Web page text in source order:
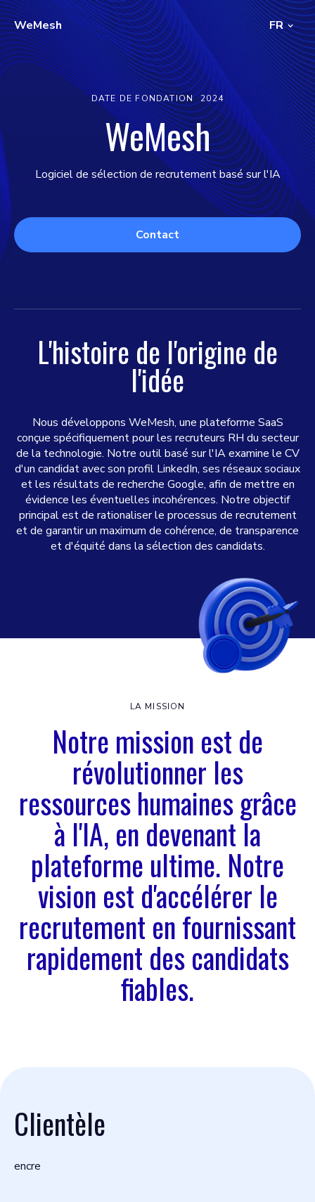
WeMesh FR
DATE DE FONDATION 2024
WeMesh
Logiciel de sélection de recrutement basé sur l'IA
Contact
L'histoire de l'origine de
l'idée
Nous développons WeMesh, une plateforme SaaS
conçue spécifiquement pour les recruteurs RH du secteur
de la technologie. Notre outil basé sur l'IA examine le CV
d'un candidat avec son profil LinkedIn, ses réseaux sociaux
et les résultats de recherche Google, afin de mettre en
évidence les éventuelles incohérences. Notre objectif
principal est de rationaliser le processus de recrutement
et de garantir un maximum de cohérence, de transparence
et d'équité dans la sélection des candidats.
LA MISSION
Notre mission est de
révolutionner les
ressources humaines grâce
à l'IA, en devenant la
plateforme ultime. Notre
vision est d'accélérer le
recrutement en fournissant
rapidement des candidats
fiables.
Clientèle
encre